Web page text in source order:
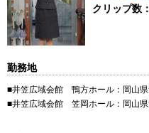
クリップ数
勤務地
■井笠広域会館 鴨方ホール：岡
■井笠広域会館 笠岡ホール：岡山県